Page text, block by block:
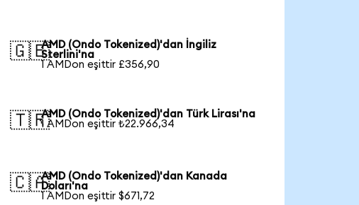
🇬🇧AMD (Ondo Tokenized)'dan İngiliz
Sterlini'na
1 AMDon eşittir £356,90
🇹🇷AMD (Ondo Tokenized)'dan Türk Lirası'na
1 AMDon eşittir ₺22.966,34
🇨🇦AMD (Ondo Tokenized)'dan Kanada
Doları'na
1 AMDon eşittir $671,72